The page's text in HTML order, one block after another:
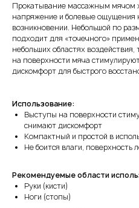
Прокатывание массажным мячом
напряжение и болевые ощущения
возникновении. Небольшой по
подходит для «точечного»
небольших областях
на поверхности мяча
дискомфорт для быстрого
Использование:
Выступы на поверхности
снимают дискомфорт
Компактный и простой в
Не боится влаги, поверхность
Рекомендуемые области
Руки (кисти)
Ноги (стопы)